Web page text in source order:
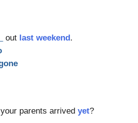
out last weekend.
your parents arrived yet?